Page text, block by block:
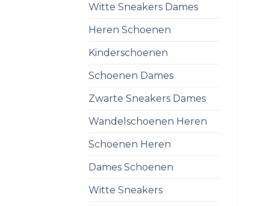
Witte Sneakers Dames
Heren Schoenen
Kinderschoenen
Schoenen Dames
Zwarte Sneakers Dames
Wandelschoenen Heren
Schoenen Heren
Dames Schoenen
Witte Sneakers